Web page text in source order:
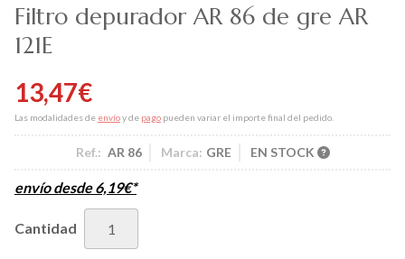
Filtro depurador AR 86 de gre AR
121E
13,47€
Las modalidades de envíoy de pago pueden variar el importe final del pedido.
Ref.: AR 86 Marca: GRE EN STOCK
envío desde6,19€*
Cantidad